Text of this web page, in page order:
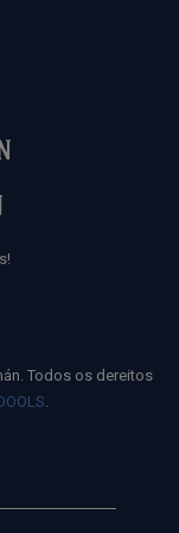
Todos os dereitos